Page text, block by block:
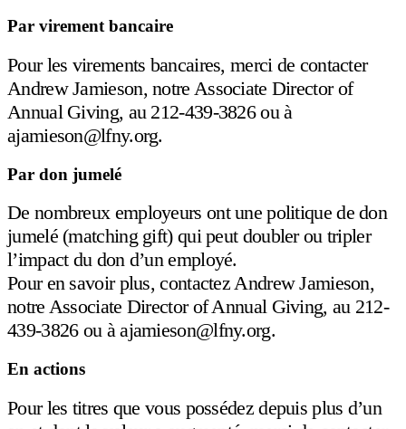
Par virement bancaire
Pour les virements bancaires, merci de contacter
Andrew Jamieson, notre Associate Director of
Annual Giving, au 212-439-3826 ou à
ajamieson@lfny.org.
Par don jumelé
De nombreux employeurs ont une politique de don
jumelé (matching gift) qui peut doubler ou tripler
l’impact du don d’un employé.
Pour en savoir plus, contactez Andrew Jamieson,
notre Associate Director of Annual Giving, au 212-
439-3826 ou àajamieson@lfny.org.
En actions
Pour les titres que vous possédez depuis plus d’un